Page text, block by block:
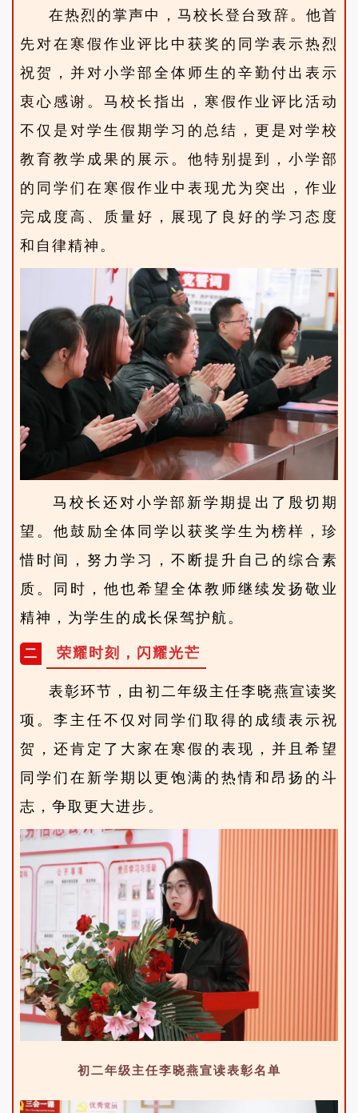
在热烈的掌声中，马校长登台致辞。他首
先对在寒假作业评比中获奖的同学表示热烈
祝贺，并对小学部全体师生的辛勤付出表示
衷心感谢。马校长指出，寒假作业评比活动
不仅是对学生假期学习的总结，更是对学校
教育教学成果的展示。他特别提到，小学部
的同学们在寒假作业中表现尤为突出，作业
完成度高、质量好，展现了良好的学习态度
和自律精神。
马校长还对小学部新学期提出了殷切期
望。他鼓励全体同学以获奖学生为榜样，珍
惜时间，努力学习，不断提升自己的综合素
质。同时，他也希望全体教师继续发扬敬业
精神，为学生的成长保驾护航。
二 荣耀时刻，闪耀光芒
表彰环节，由初二年级主任李晓燕宣读奖
项。李主任不仅对同学们取得的成绩表示祝
贺，还肯定了大家在寒假的表现，并且希望
同学们在新学期以更饱满的热情和昂扬的斗
志，争取更大进步。
初二年级主任李晓燕宣读表彰名单